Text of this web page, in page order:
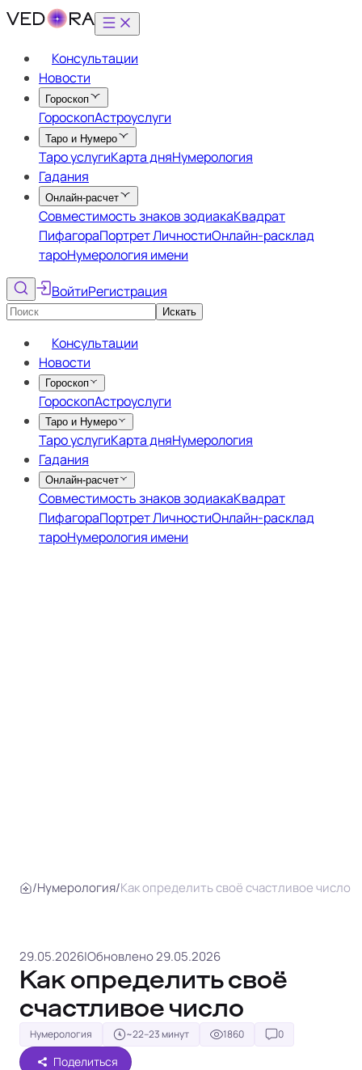
/Нумерология/Как определить своё счастливое число
29.05.2026|Обновлено 29.05.2026
Как определить своё
счастливое число
Нумерология ~22–23 минут 1860 0
Поделиться